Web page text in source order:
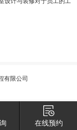
有限公司
在线预约